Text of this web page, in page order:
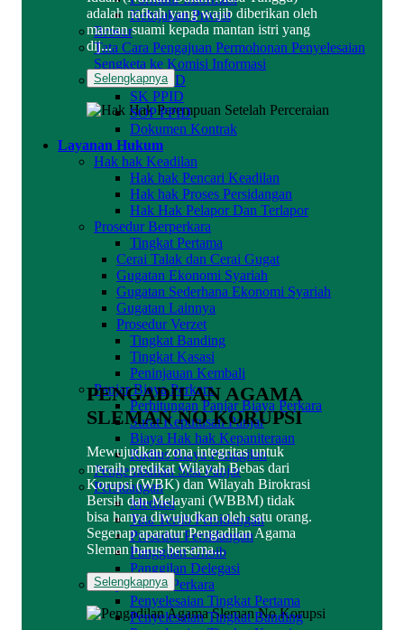
Kebijakan Privasi
Brosur
Tata Cara Pengajuan Permohonan Penyelesaian
Sengketa ke Komisi Informasi
Dokumen PPID
SK PPID
SOP PPID
Dokumen Kontrak
Layanan Hukum
Hak hak Keadilan
Hak hak Pencari Keadilan
Hak hak Proses Persidangan
Hak Hak Pelapor Dan Terlapor
Prosedur Berperkara
Tingkat Pertama
Cerai Talak dan Cerai Gugat
Gugatan Ekonomi Syariah
Gugatan Sederhana Ekonomi Syariah
Gugatan Lainnya
Prosedur Verzet
Tingkat Banding
Tingkat Kasasi
Peninjauan Kembali
Panjar Biaya Perkara
Perhitungan Panjar Biaya Perkara
Surat Keputusan Panjar
Biaya Hak hak Kepaniteraan
Radius Biaya Panggilan
Pengembalian Sisa Panjar
Persidangan
Mediasi
Tata Tertib Persidangan
Prosedur Persidangan
Panggilan Ghoib
Panggilan Delegasi
Penyelesaian Perkara
Penyelesaian Tingkat Pertama
Penyelesaian Tingkat Banding
adalah nafkah yang wajib diberikan oleh
mantan suami kepada mantan istri yang
dij...
Selengkapnya
PENGADILAN AGAMA
SLEMAN NO KORUPSI
Mewujudkan zona integritas untuk
meraih predikat Wilayah Bebas dari
Korupsi (WBK) dan Wilayah Birokrasi
Bersih dan Melayani (WBBM) tidak
bisa hanya diwujudkan oleh satu orang.
Segenap aparatur Pengadilan Agama
Sleman harus bersama...
Selengkapnya